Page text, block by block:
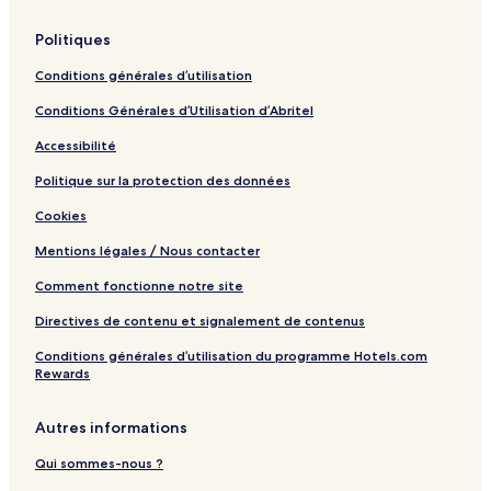
Politiques
Conditions générales d’utilisation
Conditions Générales d’Utilisation d’Abritel
Accessibilité
Politique sur la protection des données
Cookies
Mentions légales / Nous contacter
Comment fonctionne notre site
Directives de contenu et signalement de contenus
Conditions générales d’utilisation du programme Hotels.com
Rewards
Autres informations
Qui sommes-nous ?